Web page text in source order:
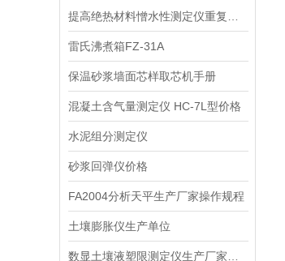
雷氏沸煮箱FZ-31A
保温砂浆墙面芯样取芯机手册
混凝土含气量测定仪 HC-7L型价格
水泥组分测定仪
砂浆回弹仪价格
FA2004分析天平生产厂家操作规程
土壤膨胀仪生产单位